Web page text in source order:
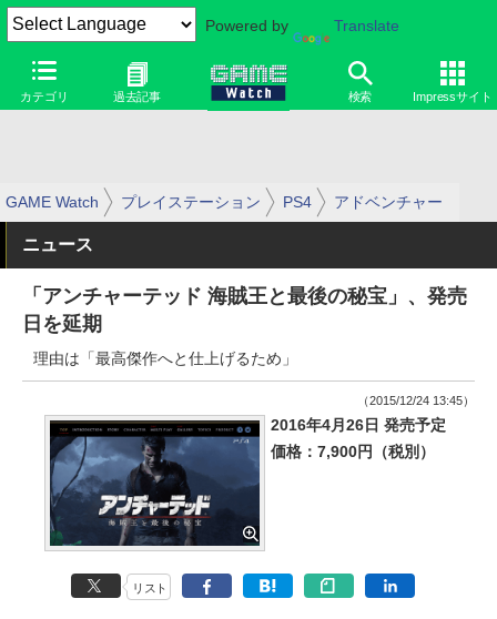
Powered by Translate
カテゴリ 過去記事 検索 Impressサイト
GAME Watch プレイステーション PS4 アドベンチャー
ニュース
「アンチャーテッド 海賊王と最後の秘宝」、発売
日を延期
理由は「最高傑作へと仕上げるため」
（2015/12/24 13:45）
2016年4月26日 発売予定
価格：7,900円（税別）
リスト